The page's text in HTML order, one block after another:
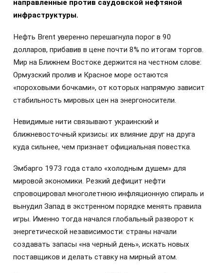
направленные против саудовской нефтяной
инфраструктуры.
Нефть Brent уверенно перешагнула порог в 90
долларов, прибавив в цене почти 8% по итогам торгов.
Мир на Ближнем Востоке держится на честном слове:
Ормузский пролив и Красное море остаются
«пороховыми бочками», от которых напрямую зависит
стабильность мировых цен на энергоносители.
Невидимые нити связывают украинский и
ближневосточный кризисы: их влияние друг на друга
куда сильнее, чем признает официальная повестка.
Эмбарго 1973 года стало «холодным душем» для
мировой экономики. Резкий дефицит нефти
спровоцировал многолетнюю инфляционную спираль и
вынудил Запад в экстренном порядке менять правила
игры. Именно тогда начался глобальный разворот к
энергетической независимости: страны начали
создавать запасы «на черный день», искать новых
поставщиков и делать ставку на мирный атом.